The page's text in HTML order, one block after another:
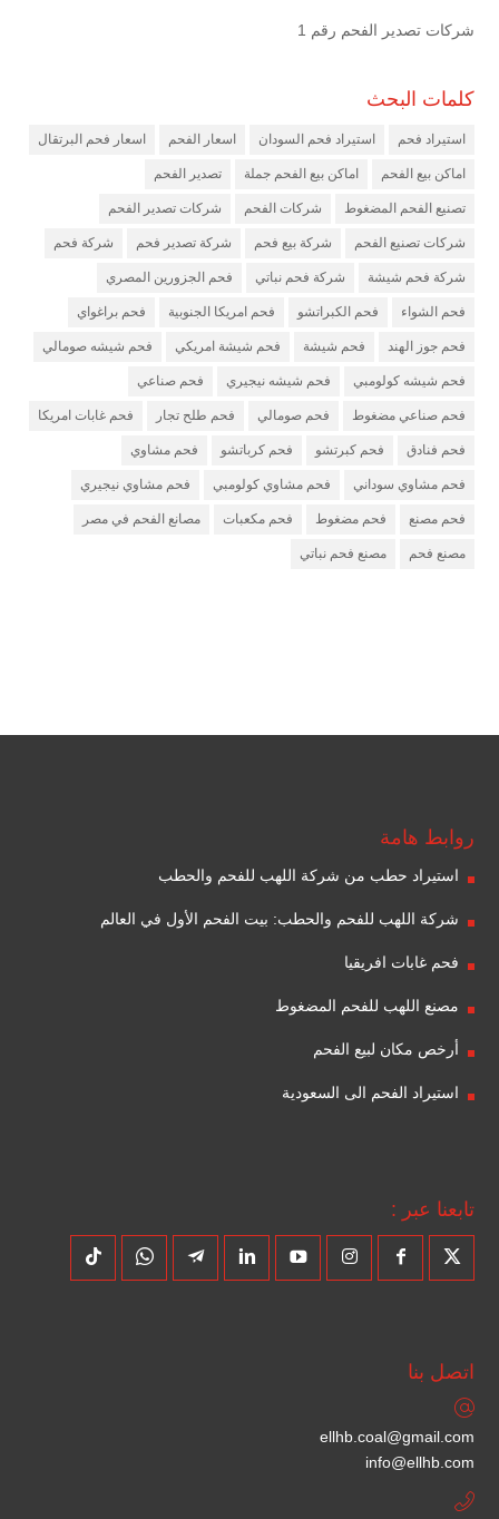
شركات تصدير الفحم رقم 1
كلمات البحث
استيراد فحم استيراد فحم السودان اسعار الفحم اسعار فحم البرتقال
اماكن بيع الفحم اماكن بيع الفحم جملة تصدير الفحم
تصنيع الفحم المضغوط شركات الفحم شركات تصدير الفحم
شركات تصنيع الفحم شركة بيع فحم شركة تصدير فحم شركة فحم
شركة فحم شيشة شركة فحم نباتي فحم الجزورين المصري
فحم الشواء فحم الكبراتشو فحم امريكا الجنوبية فحم براغواي
فحم جوز الهند فحم شيشة فحم شيشة امريكي فحم شيشه صومالي
فحم شيشه كولومبي فحم شيشه نيجيري فحم صناعي
فحم صناعي مضغوط فحم صومالي فحم طلح تجار فحم غابات امريكا
فحم فنادق فحم كبرتشو فحم كرباتشو فحم مشاوي
فحم مشاوي سوداني فحم مشاوي كولومبي فحم مشاوي نيجيري
فحم مصنع فحم مضغوط فحم مكعبات مصانع الفحم في مصر
مصنع فحم مصنع فحم نباتي
روابط هامة
استيراد حطب من شركة اللهب للفحم والحطب
شركة اللهب للفحم والحطب: بيت الفحم الأول في العالم
فحم غابات افريقيا
مصنع اللهب للفحم المضغوط
أرخص مكان لبيع الفحم
استيراد الفحم الى السعودية
تابعنا عبر :
اتصل بنا
ellhb.coal@gmail.com
info@ellhb.com